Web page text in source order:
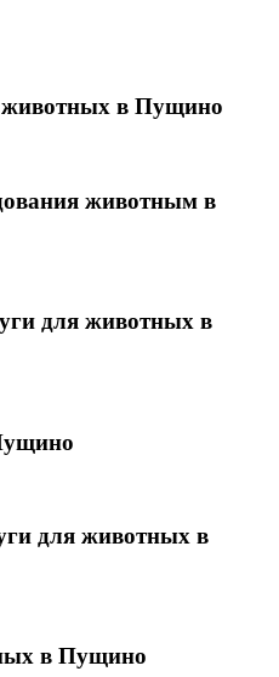
животных в Пущино
животным в
для животных в
для животных в
в Пущино